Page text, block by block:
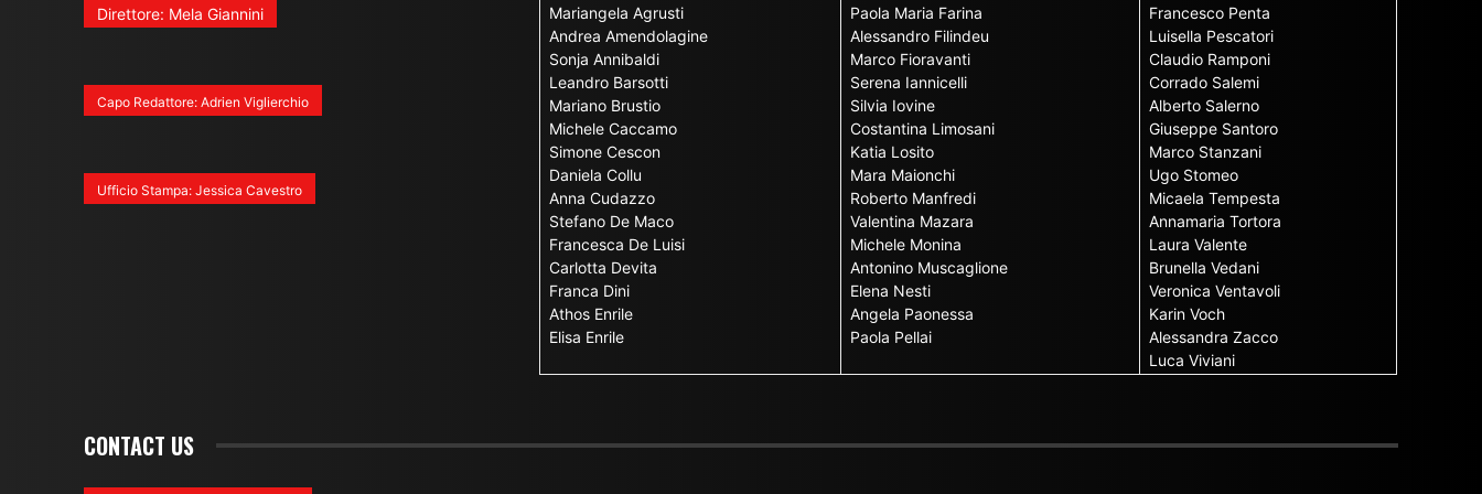
Direttore: Mela Giannini
Capo Redattore: Adrien Viglierchio
Ufficio Stampa: Jessica Cavestro
Mariangela Agrusti
Andrea Amendolagine
Sonja Annibaldi
Leandro Barsotti
Mariano Brustio
Michele Caccamo
Simone Cescon
Daniela Collu
Anna Cudazzo
Stefano De Maco
Francesca De Luisi
Carlotta Devita
Franca Dini
Athos Enrile
Elisa Enrile
Paola Maria Farina
Alessandro Filindeu
Marco Fioravanti
Serena Iannicelli
Silvia Iovine
Costantina Limosani
Katia Losito
Mara Maionchi
Roberto Manfredi
Valentina Mazara
Michele Monina
Antonino Muscaglione
Elena Nesti
Angela Paonessa
Paola Pellai
Francesco Penta
Luisella Pescatori
Claudio Ramponi
Corrado Salemi
Alberto Salerno
Giuseppe Santoro
Marco Stanzani
Ugo Stomeo
Micaela Tempesta
Annamaria Tortora
Laura Valente
Brunella Vedani
Veronica Ventavoli
Karin Voch
Alessandra Zacco
Luca Viviani
CONTACT US